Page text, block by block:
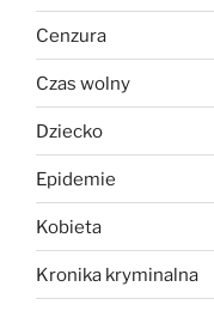
Cenzura
Czas wolny
Dziecko
Epidemie
Kobieta
Kronika kryminalna